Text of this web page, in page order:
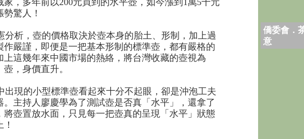
驚人！
析，壺的價格取決於壺本身的胎土、形制，加上過
作嚴謹，即便是一把基本形制的標準壺，都有嚴格的
上這幾年來中國市場的熱絡，將台灣收藏的壺視為
壺，身價直升。
現的小型標準壺看起來十分不起眼，卻是沖泡工夫
。主持人廖慶學為了測試壺是否真「水平」，還拿了
將壺置放水面，只見每一把壺真的呈現「水平」狀態
僑委會．
意